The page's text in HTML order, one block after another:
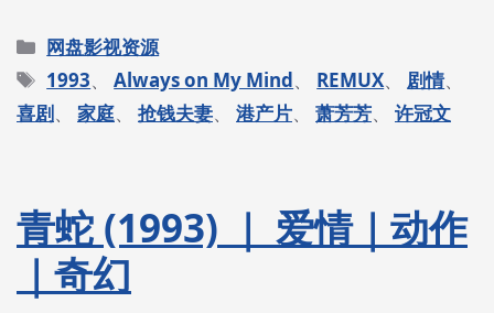
分
类
网盘影视资源
标
签
1993、Always on My Mind、 REMUX、 剧情、
喜剧、 家庭、 抢钱夫妻、 港产片、 萧芳芳、 许冠文
青蛇 (1993) ｜ 爱情｜动作
｜奇幻